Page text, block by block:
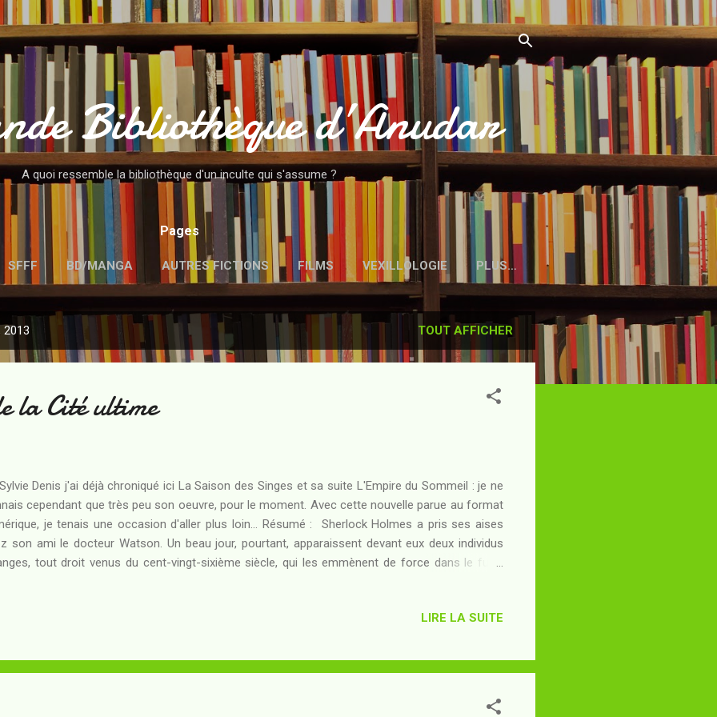
Accéder au contenu principal
Bibliothèque d’Anudar
A quoi ressemble la bibliothèque d'un inculte qui s'assume ?
Pages
SFFF BD/MANGA AUTRES FICTIONS FILMS VEXILLOLOGIE PLUS…
MENTIONS LÉGALES
TOUT AFFICHER
la Cité ultime
Denis j'ai déjà chroniqué ici La Saison des Singes et sa suite L'Empire du Sommeil : je ne
cependant que très peu son oeuvre, pour le moment. Avec cette nouvelle parue au format
je tenais une occasion d'aller plus loin... Résumé : Sherlock Holmes a pris ses aises
son ami le docteur Watson. Un beau jour, pourtant, apparaissent devant eux deux individus
tout droit venus du cent-vingt-sixième siècle, qui les emmènent de force dans le futur
sans que nul ne parvienne à identifier l'assassin. Les méthodes de Holmes suffiront-elles
thématiques liées à la post-humanité. Cette nouvelle, en un temps fictio...
LIRE LA SUITE